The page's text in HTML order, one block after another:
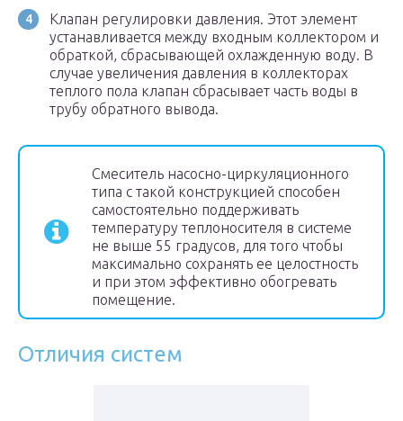
Клапан регулировки давления. Этот элемент
устанавливается между входным коллектором и
обраткой, сбрасывающей охлажденную воду. В
случае увеличения давления в коллекторах
теплого пола клапан сбрасывает часть воды в
трубу обратного вывода.
Смеситель насосно-циркуляционного
типа с такой конструкцией способен
самостоятельно поддерживать
температуру теплоносителя в системе
не выше 55 градусов, для того чтобы
максимально сохранять ее целостность
и при этом эффективно обогревать
помещение.
Отличия систем